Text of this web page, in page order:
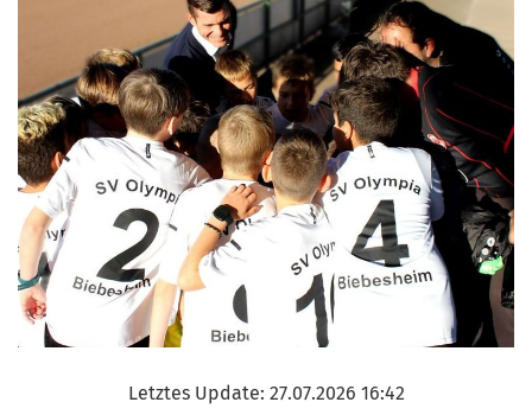
Letztes Update: 27.07.2026 16:42